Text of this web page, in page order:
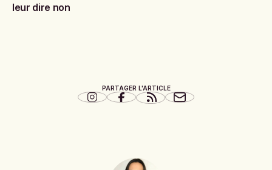
leur dire non
PARTAGER L'ARTICLE